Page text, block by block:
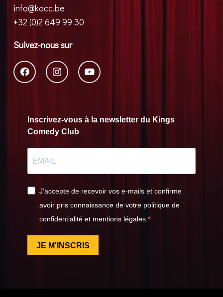
info@kocc.be
+32 (0)2 649 99 30
Suivez-nous sur
Inscrivez-vous à la newsletter du Kings
Comedy Club
J'accepte de recevoir vos e-mails et confirme
avoir pris connaissance de votre politique de
confidentialité et mentions légales.
JE M'INSCRIS